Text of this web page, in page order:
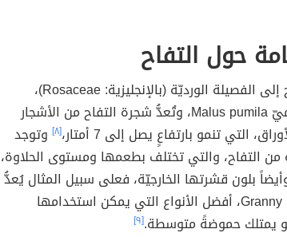
حول التفاح
ينتمي التفاح إلى الفصيلة الورديّة (بالإنجليزية: Rosaceae)،
واسمه العلميّ Malus pumila، وتُعدُّ شجرة التفاح من الأشجار
التي تنمو بارتفاعٍ يصل إلى 7 أمتار،
[٨]
وتوجد
من التفاح، والتي تختلف بطعمها ومستوى الحلاوة،
بلون قشرتها الخارجيّة، فعلى سبيل المثال يُعدُّ
تفاح Granny Smiths، أفضل الأنواع التي يمكن استخدامها
يمتلك حموضةً متوسطة.[٩]